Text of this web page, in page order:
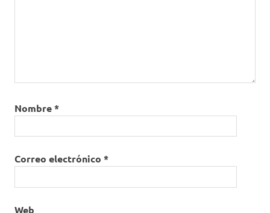
Nombre*
Correo electrónico *
Web